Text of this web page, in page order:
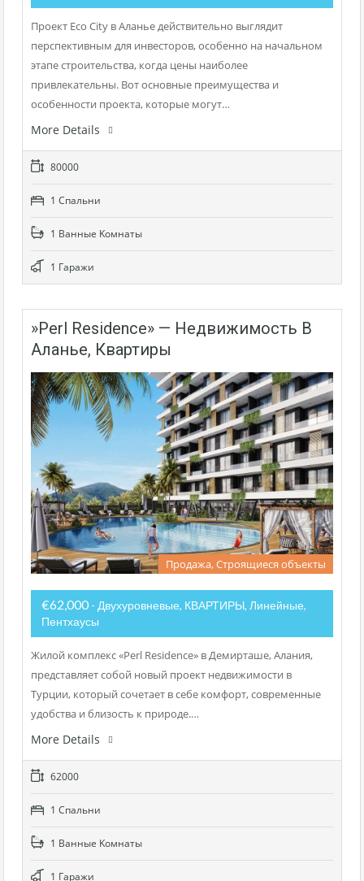
Проект Eco City в Аланье действительно выглядит
перспективным для инвесторов, особенно на начальном
этапе строительства, когда цены наиболее
привлекательны. Вот основные преимущества и
особенности проекта, которые могут…
More Details
80000
1 Cпальни
1 Bанные Kомнаты
1 Гаражи
»Perl Residence» — Недвижимость В
Аланье, Квартиры
Продажа, Строящиеся объекты
€62,000 - Двухуровневые, КВАРТИРЫ, Линейные,
Пентхаусы
Жилой комплекс «Perl Residence» в Демирташе, Алания,
представляет собой новый проект недвижимости в
Турции, который сочетает в себе комфорт, современные
удобства и близость к природе.…
More Details
62000
1 Cпальни
1 Bанные Kомнаты
1 Гаражи